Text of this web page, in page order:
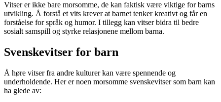
Vitser er ikke bare morsomme, de kan faktisk være viktige for barns
utvikling. Å forstå et vits krever at barnet tenker kreativt og får en
forståelse for språk og humor. I tillegg kan vitser bidra til bedre
sosialt samspill og styrke relasjonene mellom barna.
Svenskevitser for barn
Å høre vitser fra andre kulturer kan være spennende og
underholdende. Her er noen morsomme svenskevitser som barn kan
ha glede av: